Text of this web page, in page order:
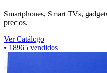
Smartphones, Smart TVs,
precios.
Ver Catálogo
• 7422vendidos